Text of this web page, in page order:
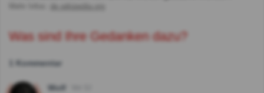
Was sind Ihre Gedanken dazu?
1 Kommentar
Wolf